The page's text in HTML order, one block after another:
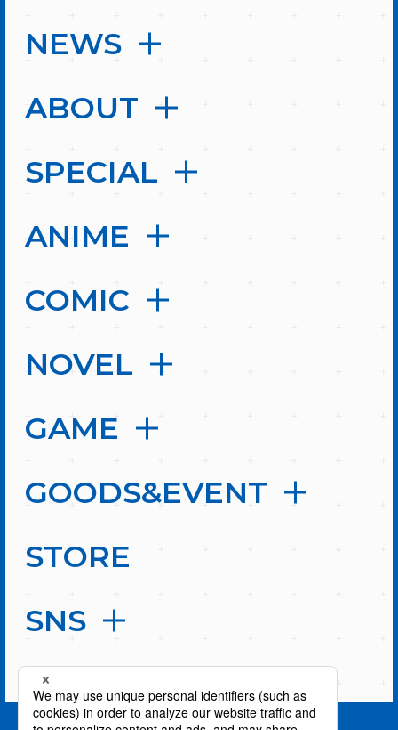
NEWS
ABOUT
SPECIAL
ANIME
COMIC
NOVEL
GAME
GOODS&EVENT
STORE
SNS